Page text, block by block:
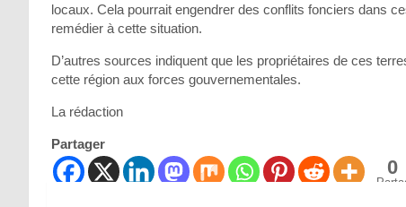
locaux. Cela pourrait engendrer des conflits fonciers dans
remédier à cette situation.
D’autres sources indiquent que les propriétaires de ces
cette région aux forces gouvernementales.
La rédaction
Partager
0